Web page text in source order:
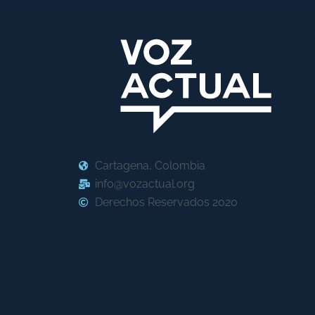
Cartagena, Colombia
info@vozactual.org
Derechos Reservados 2020